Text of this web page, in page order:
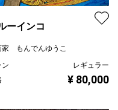
ーインコ
家 もんでんゆうこ
ン
レギュラー
¥ 80,000